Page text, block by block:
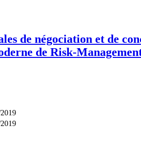
de négociation et de
de Risk-